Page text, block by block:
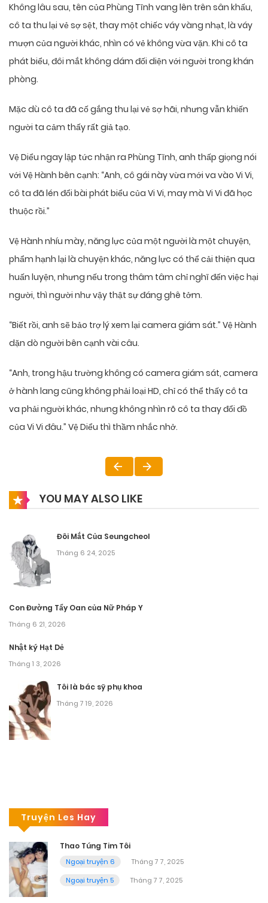
Không lâu sau, tên của Phùng Tĩnh vang lên trên sân khấu,
cô ta thu lại vẻ sợ sệt, thay một chiếc váy vàng nhạt, là váy
mượn của người khác, nhìn có vẻ không vừa vặn. Khi cô ta
phát biểu, đôi mắt không dám đối diện với người trong khán
phòng.
Mặc dù cô ta đã cố gắng thu lại vẻ sợ hãi, nhưng vẫn khiến
người ta cảm thấy rất giả tạo.
Vệ Diểu ngay lập tức nhận ra Phùng Tĩnh, anh thấp giọng nói
với Vệ Hành bên cạnh: “Anh, cô gái này vừa mới va vào Vi Vi,
cô ta đã lén đổi bài phát biểu của Vi Vi, may mà Vi Vi đã học
thuộc rồi.”
Vệ Hành nhíu mày, năng lực của một người là một chuyện,
phẩm hạnh lại là chuyện khác, năng lực có thể cải thiện qua
huấn luyện, nhưng nếu trong thâm tâm chỉ nghĩ đến việc hại
người, thì người như vậy thật sự đáng ghê tởm.
“Biết rồi, anh sẽ bảo trợ lý xem lại camera giám sát.” Vệ Hành
dặn dò người bên cạnh vài câu.
“Anh, trong hậu trường không có camera giám sát, camera
ở hành lang cũng không phải loại HD, chỉ có thể thấy cô ta
va phải người khác, nhưng không nhìn rõ cô ta thay đổi đồ
của Vi Vi đâu.” Vệ Diểu thì thầm nhắc nhở.
YOU MAY ALSO LIKE
Đôi Mắt Của Seungcheol
Tháng 6 24, 2025
Con Đường Tẩy Oan của Nữ Pháp Y
Tháng 6 21, 2026
Nhật ký Hạt Dẻ
Tháng 1 3, 2026
Tôi là bác sỹ phụ khoa
Tháng 7 19, 2026
Truyện Les Hay
Thao Túng Tim Tôi
Ngoại truyện 6
Tháng 7 7, 2025
Ngoại truyện 5
Tháng 7 7, 2025